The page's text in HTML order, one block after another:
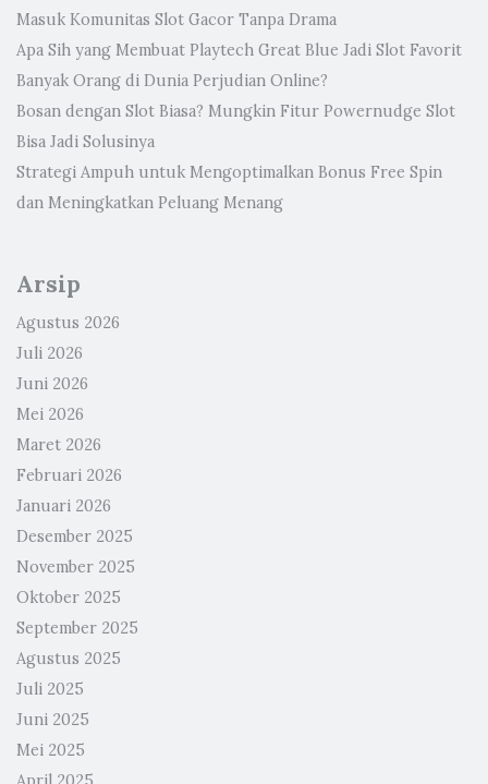
Masuk Komunitas Slot Gacor Tanpa Drama
Apa Sih yang Membuat Playtech Great Blue Jadi Slot Favorit
Banyak Orang di Dunia Perjudian Online?
Bosan dengan Slot Biasa? Mungkin Fitur Powernudge Slot
Bisa Jadi Solusinya
Strategi Ampuh untuk Mengoptimalkan Bonus Free Spin
dan Meningkatkan Peluang Menang
Arsip
Agustus 2026
Juli 2026
Juni 2026
Mei 2026
Maret 2026
Februari 2026
Januari 2026
Desember 2025
November 2025
Oktober 2025
September 2025
Agustus 2025
Juli 2025
Juni 2025
Mei 2025